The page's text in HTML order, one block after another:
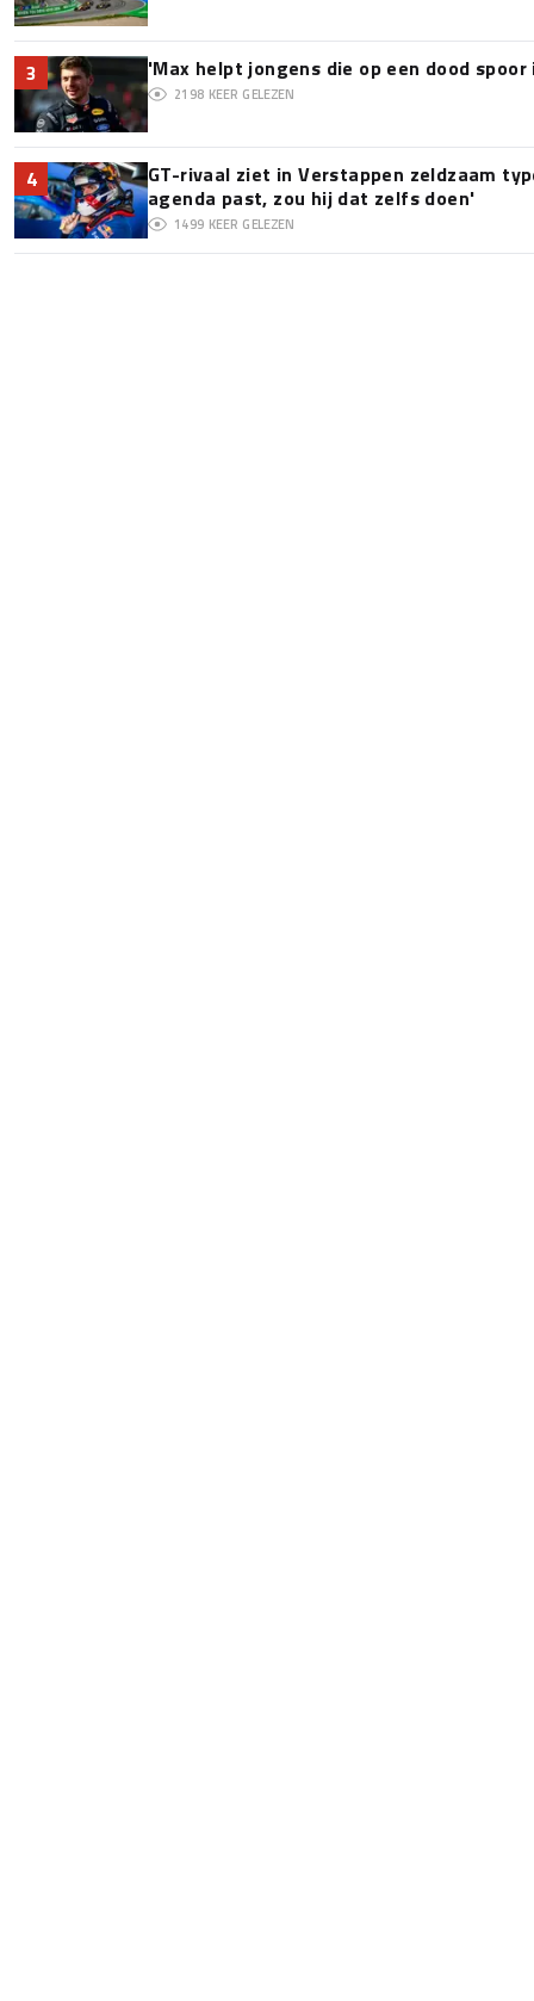
3 'Max helpt jongens die op een dood
2198 KEER GELEZEN
4
GT-rivaal ziet in Verstappen zeldzaam
agenda past, zou hij dat zelfs doen'
1499 KEER GELEZEN